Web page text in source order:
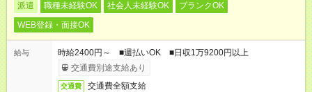
派遣 職種未経験OK 社会人未経験OK
ブランクOK
WEB登録・面接OK
給与
時給2400円～ ■週払いOK ■日収1万9200円以上
交通費別途支給あり
交通費 交通費全額支給